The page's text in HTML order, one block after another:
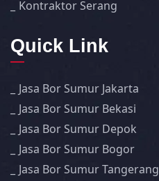
Kontraktor Serang
Quick Link
Jasa Bor Sumur Jakarta
Jasa Bor Sumur Bekasi
Jasa Bor Sumur Depok
Jasa Bor Sumur Bogor
Jasa Bor Sumur Tangerang